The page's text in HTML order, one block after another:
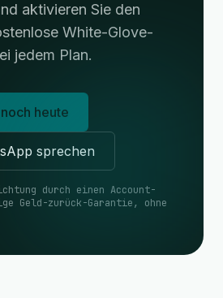
aktivieren Sie den
White-Glove-
jedem Plan.
heute
sprechen
durch einen Account-
Geld-zurück-Garantie, ohne